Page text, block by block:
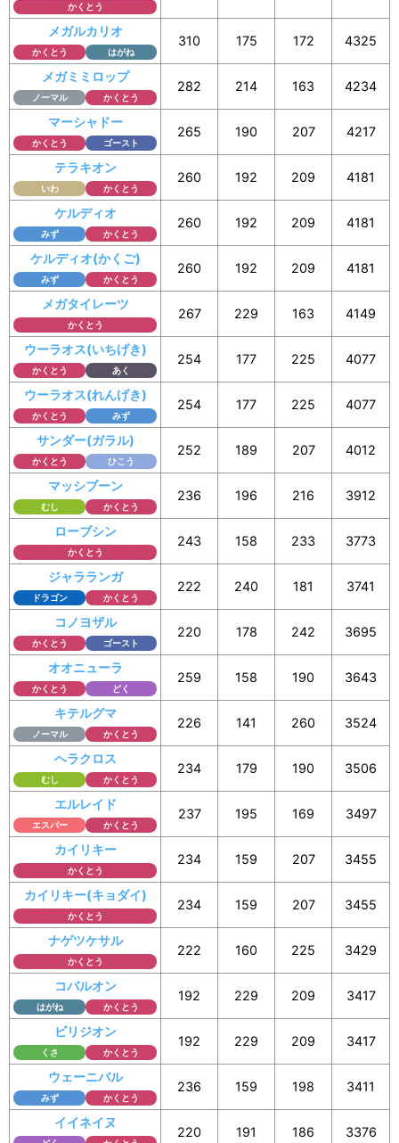
かくとう
メガルカリオ
かくとう はがね
310 175 172 4325
メガミミロップ
ノーマル かくとう
282 214 163 4234
マーシャドー
かくとう ゴースト
265 190 207 4217
テラキオン
いわ かくとう
260 192 209 4181
ケルディオ
みず かくとう
260 192 209 4181
ケルディオ(かくご)
みず かくとう
260 192 209 4181
メガタイレーツ
かくとう
267 229 163 4149
ウーラオス(いちげき)
かくとう あく
254 177 225 4077
ウーラオス(れんげき)
かくとう みず
254 177 225 4077
サンダー(ガラル)
かくとう ひこう
252 189 207 4012
マッシブーン
むし かくとう
236 196 216 3912
ローブシン
かくとう
243 158 233 3773
ジャラランガ
ドラゴン かくとう
222 240 181 3741
コノヨザル
かくとう ゴースト
220 178 242 3695
オオニューラ
かくとう どく
259 158 190 3643
キテルグマ
ノーマル かくとう
226 141 260 3524
ヘラクロス
むし かくとう
234 179 190 3506
エルレイド
エスパー かくとう
237 195 169 3497
カイリキー
かくとう
234 159 207 3455
カイリキー(キョダイ)
かくとう
234 159 207 3455
ナゲツケサル
かくとう
222 160 225 3429
コバルオン
はがね かくとう
192 229 209 3417
ビリジオン
くさ かくとう
192 229 209 3417
ウェーニバル
みず かくとう
236 159 198 3411
イイネイヌ
220 191 186 3376